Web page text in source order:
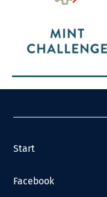
Start
Facebook